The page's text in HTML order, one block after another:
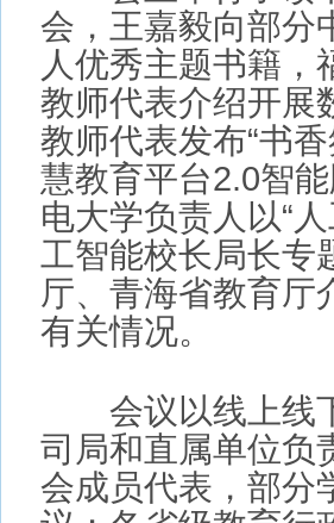
厅、青海省教育厅介
有关情况。
会议以线上线下相
司局和直属单位负责
会成员代表，部分学
议；各省级教育行
议。
本文网址：http://
读完这篇文章后，您
0 0